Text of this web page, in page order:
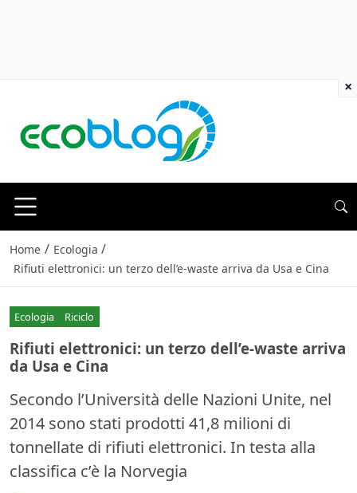
Home / Ecologia /
Rifiuti elettronici: un terzo dell’e-waste arriva da Usa e Cina
Ecologia Riciclo
Rifiuti elettronici: un terzo dell’e-waste arriva
da Usa e Cina
Secondo l’Università delle Nazioni Unite, nel
2014 sono stati prodotti 41,8 milioni di
tonnellate di rifiuti elettronici. In testa alla
classifica c’è la Norvegia
×